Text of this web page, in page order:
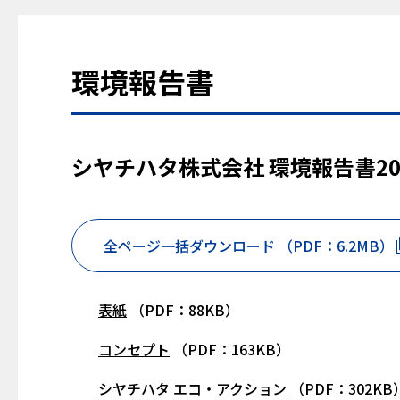
環境報告書
シヤチハタ株式会社 環境報告書
全ページ一括ダウンロード （PDF：6.2MB）
表紙 （PDF：88KB）
コンセプト （PDF：163KB）
シヤチハタ エコ・アクション （PDF：302KB